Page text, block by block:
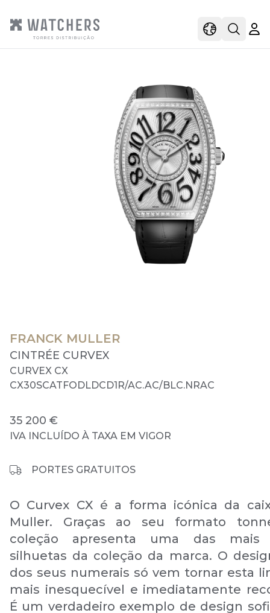
viewOpen
FRANCK MULLER
CINTRÉE CURVEX
CURVEX CX
CX30SCATFODLDCD1R/AC.AC/BLC.NRAC
35 200 €
IVA INCLUÍDO À TAXA EM VIGOR
PORTES GRATUITOS
O Curvex CX é a forma icónica da
Muller. Graças ao seu formato
coleção apresenta uma das mais
silhuetas da coleção da marca. O
dos seus numerais só vem tornar esta
mais inesquecível e imediatamente
É um verdadeiro exemplo de design